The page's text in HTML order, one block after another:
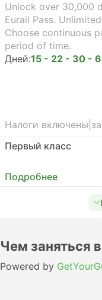
Unlock over 30,000
Eurail Pass.
Choose continuous
period of time.
Дней:15 - 22 - 30 -
Налоги включены
Первый класс
Подробнее
Чем заняться
Powered by